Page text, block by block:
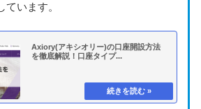
ています。
Axiory(アキシオリー)の口座開設方法
を徹底解説！口座タイプ...